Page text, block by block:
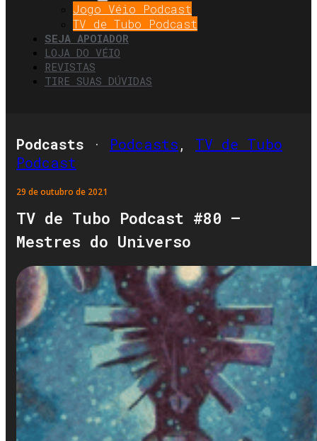
Jogo Véio Podcast
TV de Tubo Podcast
SEJA APOIADOR
LOJA DO VÉIO
REVISTAS
TIRE SUAS DÚVIDAS
Podcasts · Podcasts, TV de Tubo
Podcast
29 de outubro de 2021
TV de Tubo Podcast #80 –
Mestres do Universo